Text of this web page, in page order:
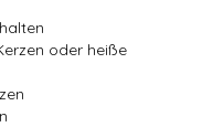
oder heiße